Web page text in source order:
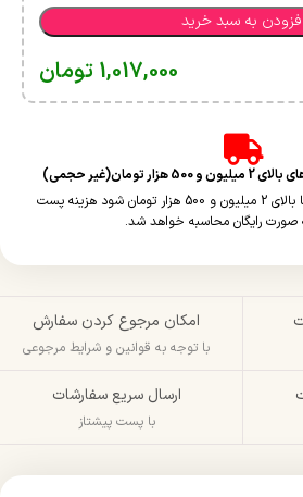
افزودن به سبد خرید
1,017,000 تومان
تومان(غیر حجمی)
چنانچه جمع سبد خرید شما بالای 2 میلیون و 500 هزار تومان شود هزینه پست
صورت رایگان محاسبه خواهد شد.
امکان مرجوع کردن سفارش
با توجه به قوانین و شرایط مرجوعی
ارسال سریع سفارشات
با پست پیشتاز